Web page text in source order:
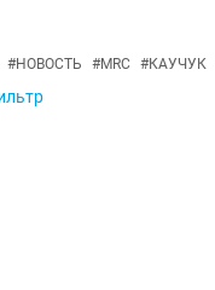
#НОВОСТЬ #MRC #КАУЧУК